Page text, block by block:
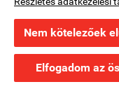
Nem kötelezőek
Elfogadom az